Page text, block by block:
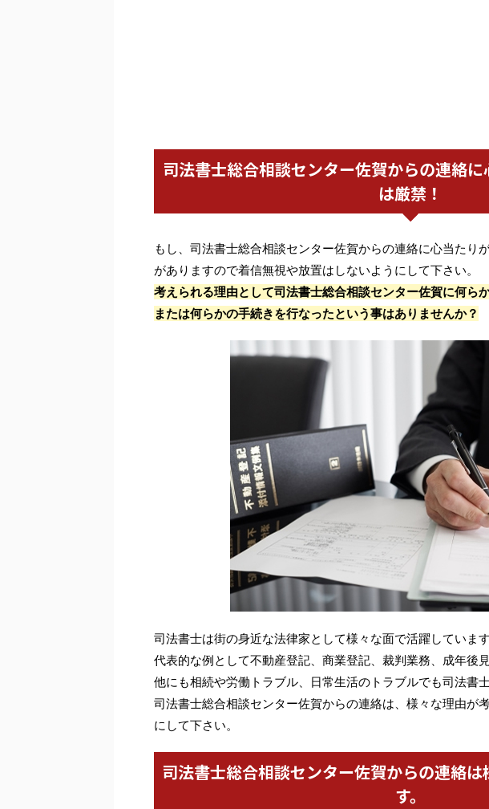
司法書士総合相談センター佐賀からの連絡
は厳禁！
もし、司法書士総合相談センター佐賀からの連絡に心当たり
がありますので着信無視や放置はしないようにして下さい。
考えられる理由として司法書士総合相談センター佐賀に何ら
または何らかの手続きを行なったという事はありませんか？
司法書士は街の身近な法律家として様々な面で活躍しています
代表的な例として不動産登記、商業登記、裁判業務、成年後
他にも相続や労働トラブル、日常生活のトラブルでも司法書
司法書士総合相談センター佐賀からの連絡は、様々な理由が
にして下さい。
司法書士総合相談センター佐賀からの連絡
す。